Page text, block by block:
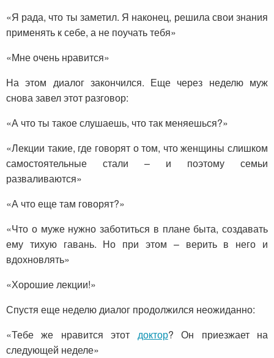
«Я рада, что ты заметил. Я наконец, решила свои знания
применять к себе, а не поучать тебя»
«Мне очень нравится»
На этом диалог закончился. Еще через неделю муж
снова завел этот разговор:
«А что ты такое слушаешь, что так меняешься?»
«Лекции такие, где говорят о том, что женщины слишком
самостоятельные стали – и поэтому семьи
разваливаются»
«А что еще там говорят?»
«Что о муже нужно заботиться в плане быта, создавать
ему тихую гавань. Но при этом – верить в него и
вдохновлять»
«Хорошие лекции!»
Спустя еще неделю диалог продолжился неожиданно:
«Тебе же нравится этот доктор? Он приезжает на
следующей неделе»